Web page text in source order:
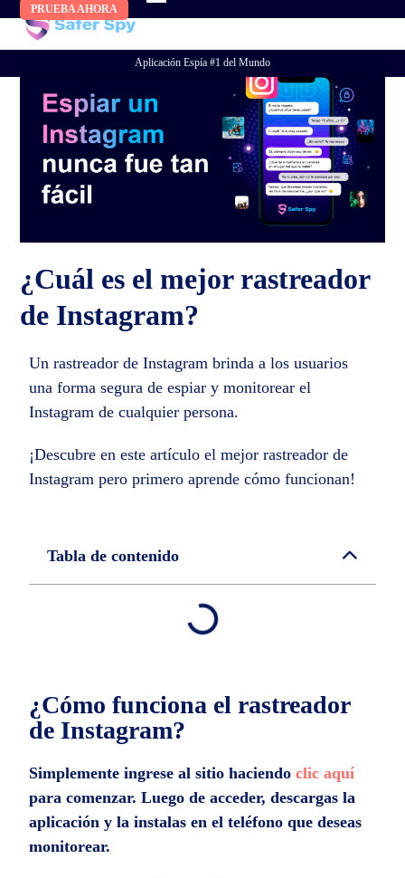
content
PRUEBA AHORA
Aplicación Espía #1 del Mundo
¿Cuál es el mejor rastreador
de Instagram?
Un rastreador de Instagram brinda a los usuarios
una forma segura de espiar y monitorear el
Instagram de cualquier persona.
¡Descubre en este artículo el mejor rastreador de
Instagram pero primero aprende cómo funcionan!
Tabla de contenido
¿Cómo funciona el rastreador
de Instagram?
Simplemente ingrese al sitio haciendoclic aquí
para comenzar. Luego de acceder, descargas la
aplicación y la instalas en el teléfono que deseas
monitorear.